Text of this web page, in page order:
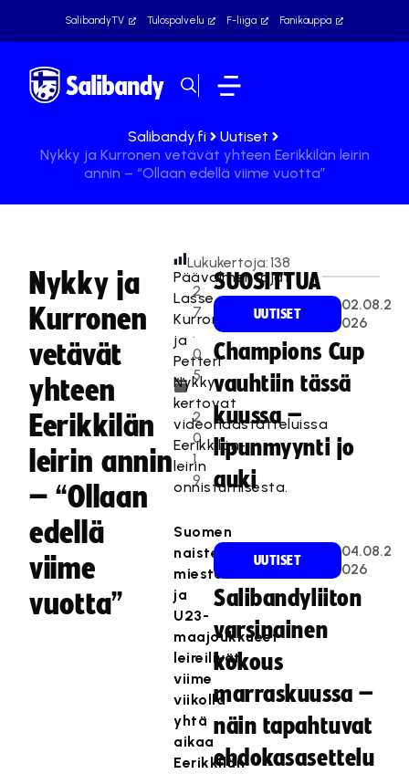
SalibandyTV Tulospalvelu F-liiga Fanikauppa
Salibandy.fi
Uutiset
Nykky ja Kurronen vetävät yhteen Eerikkilän leirin
annin – “Ollaan edellä viime vuotta”
Nykky ja
Kurronen
vetävät
yhteen
Eerikkilän
leirin annin
– “Ollaan
edellä
viime
vuotta”
2
7
.
0
5
.
2
0
1
9
Lukukertoja:138
Päävalmentajat
Lasse
Kurronen
ja
Petteri
Nykky
kertovat
videohaastatteluissa
Eerikkilän-
leirin
onnistumisesta.
Suomen
naisten,
miesten
ja
U23-
maajoukkueet
leireilivät
viime
viikolla
yhtä
aikaa
Eerikkilän
SUOSITTUA
UUTISET
02.08.2
026
Champions Cup
vauhtiin tässä
kuussa –
lipunmyynti jo
auki
UUTISET
04.08.2
026
Salibandyliiton
varsinainen
kokous
marraskuussa –
näin tapahtuvat
ehdokasasettelu